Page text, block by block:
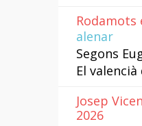
Rodamots
alenar
Segons
El
Josep
2026